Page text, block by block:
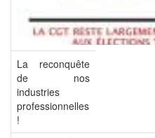
La reconquête
de nos
industries
professionnelles
!